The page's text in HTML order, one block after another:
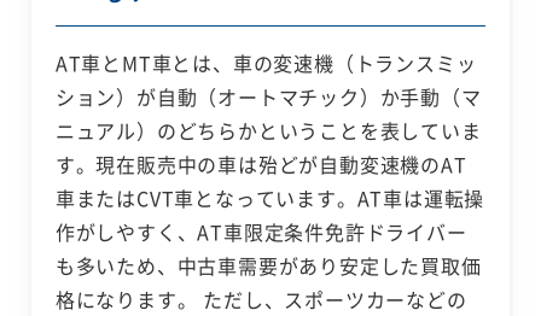
AT車とMT車とは、車の変速機（トランスミッ
ション）が自動（オートマチック）か手動（マ
ニュアル）のどちらかということを表していま
す。現在販売中の車は殆どが自動変速機のAT
車またはCVT車となっています。AT車は運転操
作がしやすく、AT車限定条件免許ドライバー
も多いため、中古車需要があり安定した買取価
格になります。 ただし、スポーツカーなどの